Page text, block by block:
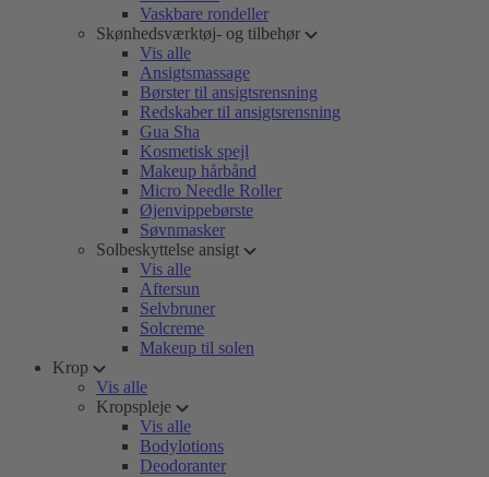
Vaskbare rondeller
Skønhedsværktøj- og tilbehør
Vis alle
Ansigtsmassage
Børster til ansigtsrensning
Redskaber til ansigtsrensning
Gua Sha
Kosmetisk spejl
Makeup hårbånd
Micro Needle Roller
Øjenvippebørste
Søvnmasker
Solbeskyttelse ansigt
Vis alle
Aftersun
Selvbruner
Solcreme
Makeup til solen
Krop
Vis alle
Kropspleje
Vis alle
Bodylotions
Deodoranter